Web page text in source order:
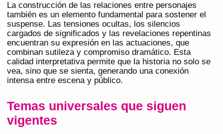
La construcción de las relaciones entre personajes
también es un elemento fundamental para sostener el
suspense. Las tensiones ocultas, los silencios
cargados de significados y las revelaciones repentinas
encuentran su expresión en las actuaciones, que
combinan sutileza y compromiso dramático. Esta
calidad interpretativa permite que la historia no solo se
vea, sino que se sienta, generando una conexión
intensa entre escena y público.
Temas universales que siguen
vigentes